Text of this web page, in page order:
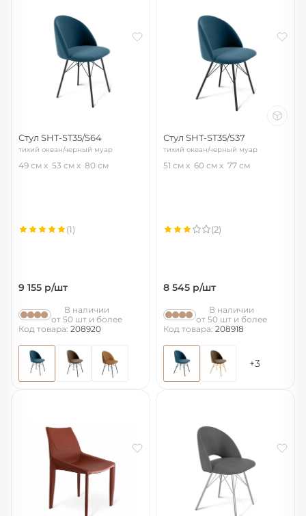
Стул SHT-ST35/S64
тихий океан/черный муар
49 см 53 см 80 см
9 155 р/шт
(1)
В наличии
от 50 шт и более
Код товара: 208920
Стул SHT-ST35/S37
тихий океан/черный муар
51 см 60 см 77 см
8 545 р/шт
(2)
В наличии
от 50 шт и более
Код товара: 208918
+3